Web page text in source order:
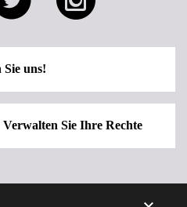
uns!
Verwalten Sie Ihre Rechte